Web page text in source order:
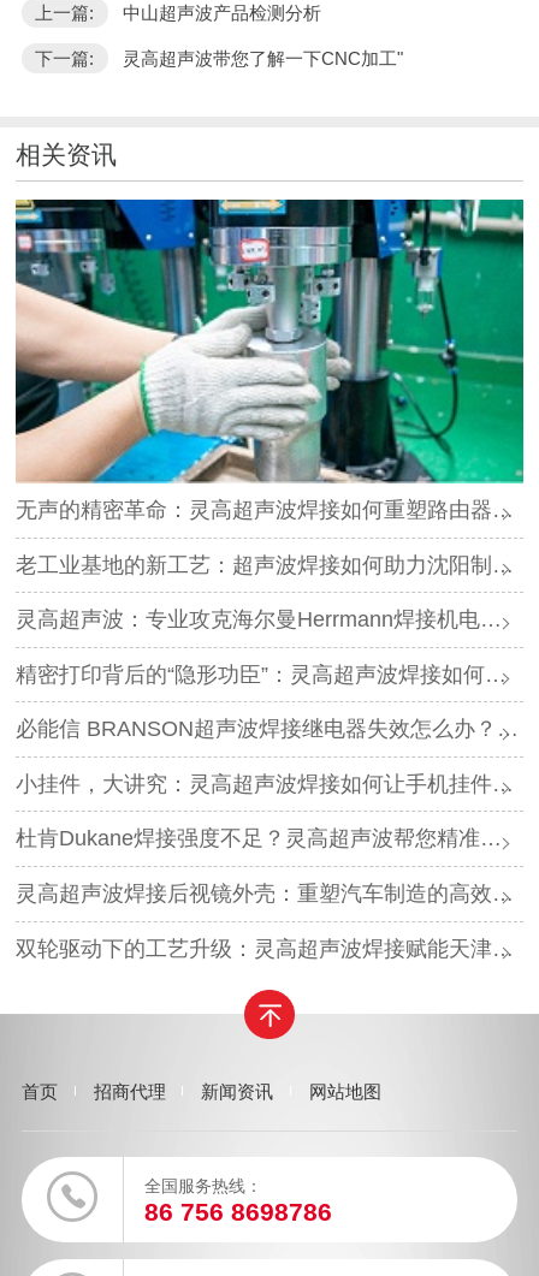
上一篇: 中山超声波产品检测分析
下一篇: 灵高超声波带您了解一下CNC加工"
相关资讯
无声的精密革命：灵高超声波焊接如何重塑路由器外壳制造？
老工业基地的新工艺：超声波焊接如何助力沈阳制造转型？
灵高超声波：专业攻克海尔曼Herrmann焊接机电路板短路难题
精密打印背后的“隐形功臣”：灵高超声波焊接如何让喷墨头支架更可靠？
必能信 BRANSON超声波焊接继电器失效怎么办？灵高超声波“四步维修法”精准破局
小挂件，大讲究：灵高超声波焊接如何让手机挂件更“抗造”？
杜肯Dukane焊接强度不足？灵高超声波帮您精准破局
灵高超声波焊接后视镜外壳：重塑汽车制造的高效与美学
双轮驱动下的工艺升级：灵高超声波焊接赋能天津汽车与电子产业
首页 招商代理 新闻资讯 网站地图
全国服务热线：
86 756 8698786